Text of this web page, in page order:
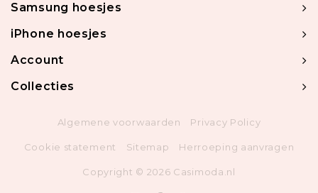
Samsung hoesjes
iPhone hoesjes
Account
Collecties
Algemene voorwaarden Privacy Policy
Cookie statement Sitemap Herroeping aanvragen
Copyright © 2026 Casimoda.nl